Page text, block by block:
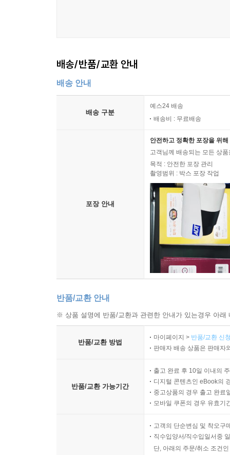
배송/반품/교환 안내
배송 안내
배송 구분
예스24 배송
배송비 : 무료배송
포장 안내
안전하고 정확한 포장을 위
고객님께 배송되는 모든 상
목적 : 안전한 포장 관리
촬영범위 : 박스 포장 작업
반품/교환 안내
※ 상품 설명에 반품/교환과 관련한 안내가 있는경우 아
반품/교환 방법
마이페이지 > 반품/교환 신
판매자 배송 상품은 판매자
반품/교환 가능기간
출고 완료 후 10일 이내의
디지털 콘텐츠인 eBook의
중고상품의 경우 출고 완료
모바일 쿠폰의 경우 유효기
고객의 단순변심 및 착오구
직수입양서/직수입일서중
단, 아래의 주문/취소 조건